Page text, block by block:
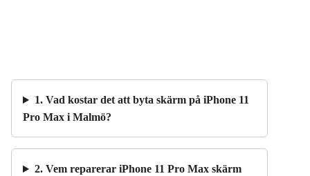
1. Vad kostar det att byta skärm på iPhone 11
Pro Max i Malmö?
2. Vem reparerar iPhone 11 Pro Max skärm